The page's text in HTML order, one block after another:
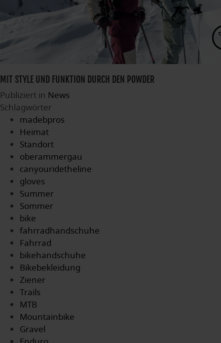
MIT STYLE UND FUNKTION DURCH DEN POWDER
Publiziert in News
Schlagwörter
madebpros
Heimat
Standort
oberammergau
canyouridetheline
gloves
Summer
Sommer
bike
fahrradhandschuhe
Fahrrad
bikehandschuhe
Bikebekleidung
Ziener
Trails
MTB
Mountainbike
Gravel